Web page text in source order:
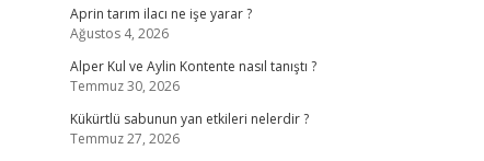
Aprin tarım ilacı ne işe yarar ?
Ağustos 4, 2026
Alper Kul ve Aylin Kontente nasıl tanıştı ?
Temmuz 30, 2026
Kükürtlü sabunun yan etkileri nelerdir ?
Temmuz 27, 2026